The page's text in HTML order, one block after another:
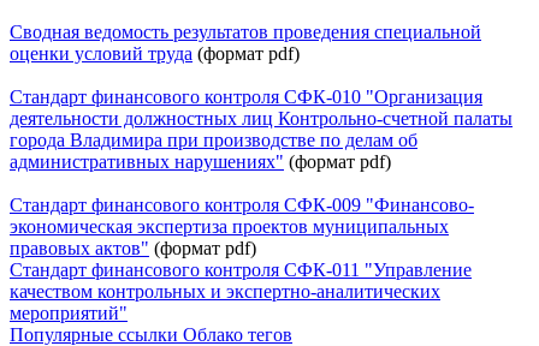
Сводная ведомость результатов проведения специальной
оценки условий труда (формат pdf)
Стандарт финансового контроля СФК-010 "Организация
деятельности должностных лиц Контрольно-счетной палаты
города Владимира при производстве по делам об
административных нарушениях" (формат pdf)
Стандарт финансового контроля СФК-009 "Финансово-
экономическая экспертиза проектов муниципальных
правовых актов" (формат pdf)
Стандарт финансового контроля СФК-011 "Управление
качеством контрольных и экспертно-аналитических
мероприятий"
Популярные ссылки Облако тегов